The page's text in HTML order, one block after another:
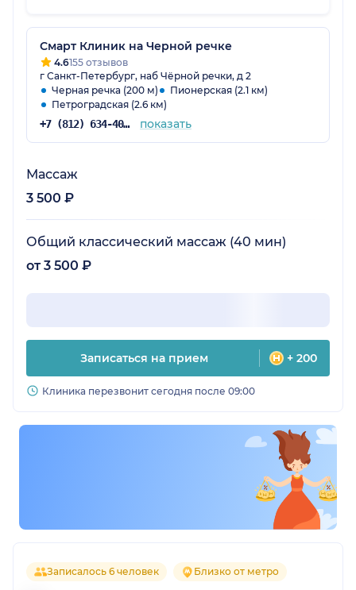
Сняли все на видео, уже месяц занимаюсь
дома. И могу уверенно сказать что
рекомендации Александра действительно
работают!
Смарт Клиник на Черной речке
4.6155 отзывов
г Санкт-Петербург, наб Чёрной речки, д 2
Черная речка (200 м)
Пионерская (2.1 км)
Петроградская (2.6 км)
+7 (812) 634-40-46 показать
Массаж
3 500 ₽
Общий классический массаж (40 мин)
от 3 500 ₽
Записаться на прием + 200
Клиника перезвонит сегодня после 09:00
Записалось 6 человек Близко от метро